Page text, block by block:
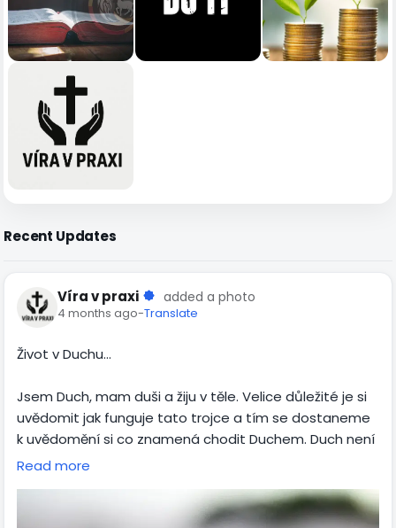
Recent Updates
Víra v praxi added a photo
4 months ago-Translate
Život v Duchu…
Jsem Duch, mam duši a žiju v těle. Velice důležité je si
uvědomit jak funguje tato trojce a tím se dostaneme
k uvědomění si co znamená chodit Duchem. Duch není
něco vedlejšího a jeho hlas není neznámý cizí hlas
Musíme se naučit přestat hledat přítomnost Ducha
ale Duchem byt a podle něj jednat. Pokud pochopíme
Read more